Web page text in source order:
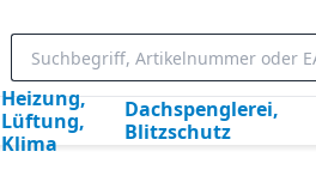
Heizung,
Lüftung,
Klima
Dachspenglerei,
Blitzschutz